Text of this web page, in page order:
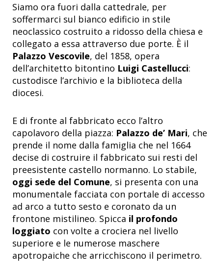
Siamo ora fuori dalla cattedrale, per
soffermarci sul bianco edificio in stile
neoclassico costruito a ridosso della chiesa e
collegato a essa attraverso due porte. È il
Palazzo Vescovile, del 1858, opera
dell’architetto bitontino Luigi Castellucci:
custodisce l’archivio e la biblioteca della
diocesi.
E di fronte al fabbricato ecco l’altro
capolavoro della piazza: Palazzo de’ Mari, che
prende il nome dalla famiglia che nel 1664
decise di costruire il fabbricato sui resti del
preesistente castello normanno. Lo stabile,
oggi sede del Comune, si presenta con una
monumentale facciata con portale di accesso
ad arco a tutto sesto e coronato da un
frontone mistilineo. Spicca il profondo
loggiato con volte a crociera nel livello
superiore e le numerose maschere
apotropaiche che arricchiscono il perimetro.